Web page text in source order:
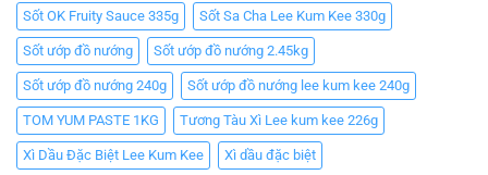
Sốt OK Fruity Sauce 335g Sốt Sa Cha Lee Kum Kee 330g
Sốt ướp đồ nướng Sốt ướp đồ nướng 2.45kg
Sốt ướp đồ nướng 240g Sốt ướp đồ nướng lee kum kee 240g
TOM YUM PASTE 1KG Tương Tàu Xì Lee kum kee 226g
Xì Dầu Đặc Biệt Lee Kum Kee Xì dầu đặc biệt